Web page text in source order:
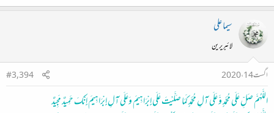
سیما علی
لائبریرین
اگست 14، 2020
#3,394
اللَّهُمَّ صَلِّ عَلَى مُحَمَّدٍ وَّ عَلَى آلِ مُحَمَّدٍ كَمَا صَلَّيْتَ عَلَى إِبْرَاهِيمَ وَعَلَى آلِ إِبْرَاهِيمَ إِنَّكَ حَمِيدٌ مَجِيدٌ